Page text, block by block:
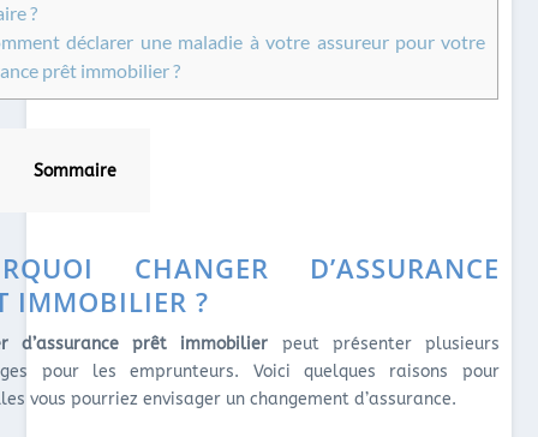
?
déclarer une maladie à votre assureur pour votre
prêt immobilier ?
Sommaire
CHANGER D’ASSURANCE
IMMOBILIER ?
d’assurance prêt immobilier peut présenter plusieurs
pour les emprunteurs. Voici quelques raisons pour
vous pourriez envisager un changement d’assurance.